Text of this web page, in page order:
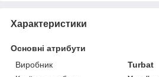
Характеристики
Основні атрибути
Виробник
Turbat